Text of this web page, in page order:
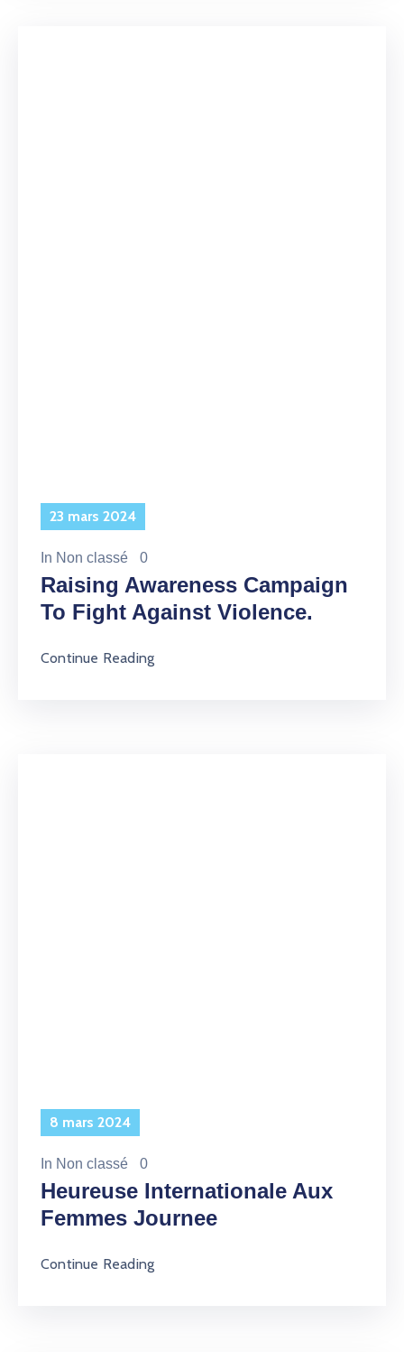
23 mars 2024
In Non classé 0
Raising Awareness Campaign
To Fight Against Violence.
Continue Reading
8 mars 2024
In Non classé 0
Heureuse Internationale Aux
Femmes Journee
Continue Reading